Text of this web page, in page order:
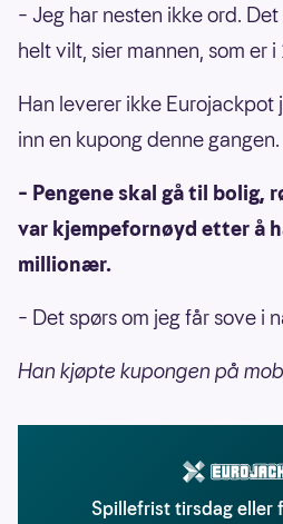
– Jeg har nesten ikke ord.
helt vilt, sier mannen, som er
Han leverer ikke Eurojackpot
inn en kupong denne gangen.
– Pengene skal gå til bolig,
var kjempefornøyd etter å
millionær.
– Det spørs om jeg får sove i
Han kjøpte kupongen på
Spillefrist tirsdag eller